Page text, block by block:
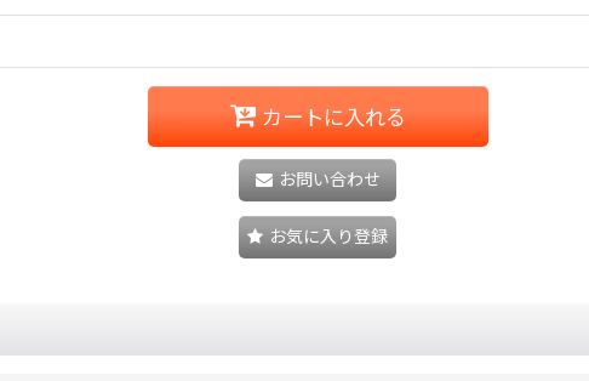
カートに入れる
お問い合わせ
お気に入り登録